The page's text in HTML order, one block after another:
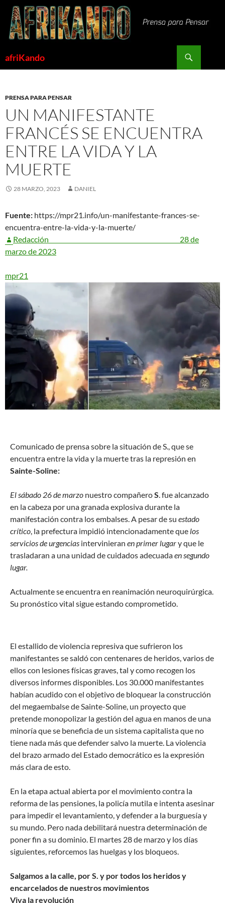
Saltar
contenido
afriKando
PRENSA PARA PENSAR
UN MANIFESTANTE
FRANCÉS SE ENCUENTRA
ENTRE LA VIDA Y LA
MUERTE
28 MARZO, 2023 DANIEL
Fuente: https://mpr21.info/un-manifestante-frances-se-
encuentra-entre-la-vida-y-la-muerte/
Redacción 28 de
marzo de 2023
mpr21
Comunicado de prensa sobre la situación de S., que se
encuentra entre la vida y la muerte tras la represión en
Sainte-Soline:
El sábado 26 de marzo nuestro compañeroS. fue alcanzado
en la cabeza por una granada explosiva durante la
manifestación contra los embalses. A pesar de su estado
crítico, la prefectura impidió intencionadamente que los
servicios de urgencias intervinieran en primer lugary que le
trasladaran a una unidad de cuidados adecuadaen segundo
lugar.
Actualmente se encuentra en reanimación neuroquirúrgica.
Su pronóstico vital sigue estando comprometido.
El estallido de violencia represiva que sufrieron los
manifestantes se saldó con centenares de heridos, varios de
ellos con lesiones físicas graves, tal y como recogen los
diversos informes disponibles. Los 30.000 manifestantes
habían acudido con el objetivo de bloquear la construcción
del megaembalse de Sainte-Soline, un proyecto que
pretende monopolizar la gestión del agua en manos de una
minoría que se beneficia de un sistema capitalista que no
tiene nada más que defender salvo la muerte. La violencia
del brazo armado del Estado democrático es la expresión
más clara de esto.
En la etapa actual abierta por el movimiento contra la
reforma de las pensiones, la policía mutila e intenta asesinar
para impedir el levantamiento, y defender a la burguesía y
su mundo. Pero nada debilitará nuestra determinación de
poner fin a su dominio. El martes 28 de marzo y los días
siguientes, reforcemos las huelgas y los bloqueos.
Salgamos a la calle, por S. y por todos los heridos y
encarcelados de nuestros movimientos
Viva la revolución